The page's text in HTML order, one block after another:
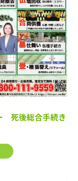
死後総合手続き